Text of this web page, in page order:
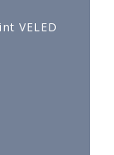
VELED